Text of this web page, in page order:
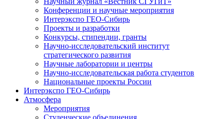
Конференции и научные мероприятия
Интерэкспо ГЕО-Сибирь
Проекты и разработки
Конкурсы, стипендии, гранты
Научно-исследовательский институт
стратегического развития
Научные лаборатории и центры
Научно-исследовательская работа студентов
Национальные проекты России
Интерэкспо ГЕО-Сибирь
Атмосфера
Мероприятия
Студенческие объединения